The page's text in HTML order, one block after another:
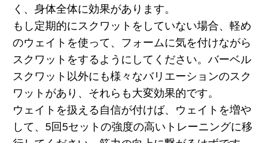
く、身体全体に効果があります。
もし定期的にスクワットをしていない場合、軽め
のウェイトを使って、フォームに気を付けながら
スクワットをするようにしてください。バーベル
スクワット以外にも様々なバリエーションのスク
ワットがあり、それらも大変効果的です。
ウェイトを扱える自信が付けば、ウェイトを増や
して、5回5セットの強度の高いトレーニングに移